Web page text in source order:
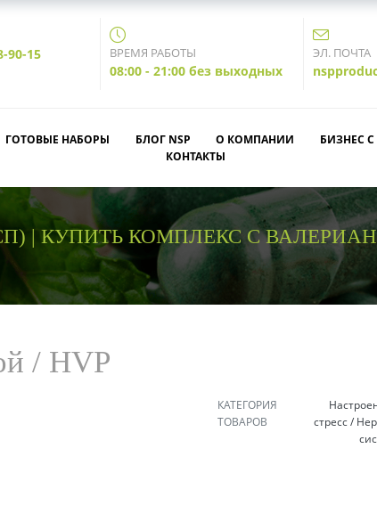
90-15 ВРЕМЯ РАБОТЫ
08:00 - 21:00 без выходных
ЭЛ. ПОЧТА
ГОТОВЫЕ НАБОРЫ БЛОГ NSP О КОМПАНИИ БИЗНЕС С
КОНТАКТЫ
(НСП) | КУПИТЬ КОМПЛЕКС С
/ HVP
КАТЕГОРИЯ
ТОВАРОВ
стресс /